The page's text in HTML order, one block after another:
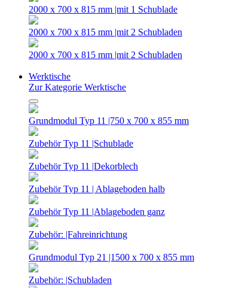
2000 x 700 x 815 mm |mit 1 Schublade
2000 x 700 x 815 mm |mit 2 Schubladen
2000 x 700 x 815 mm |mit 2 Schubladen
Werktische
Zur Kategorie Werktische
Grundmodul Typ 11 |750 x 700 x 855 mm
Zubehör Typ 11 |Schublade
Zubehör Typ 11 |Dekorblech
Zubehör Typ 11 | Ablageboden halb
Zubehör Typ 11 |Ablageboden ganz
Zubehör: |Fahreinrichtung
Grundmodul Typ 21 |1500 x 700 x 855 mm
Zubehör: |Schubladen